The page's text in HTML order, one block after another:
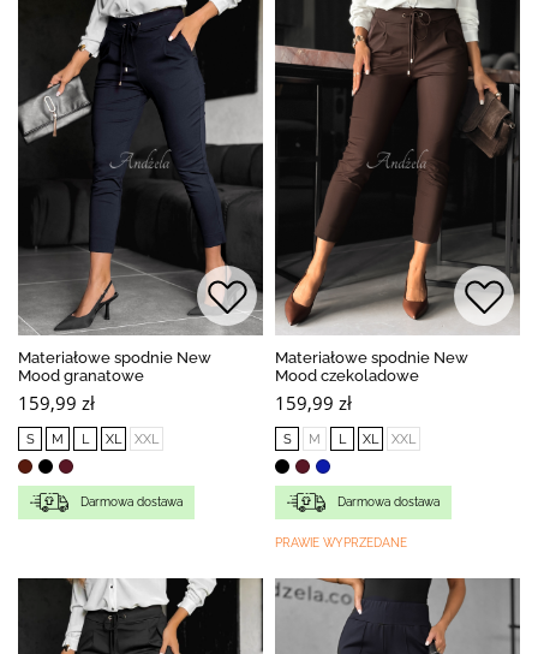
Materiałowe spodnie New
Mood granatowe
159,99 zł
S M L XL XXL
Darmowa dostawa
Materiałowe spodnie New
Mood czekoladowe
159,99 zł
S M L XL XXL
Darmowa dostawa
PRAWIE WYPRZEDANE